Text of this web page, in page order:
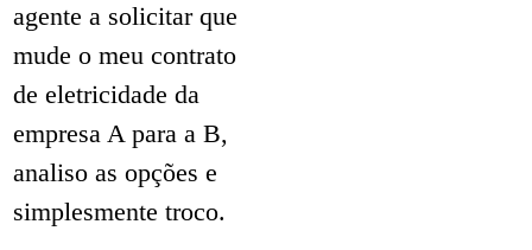
agente a solicitar que
mude o meu contrato
de eletricidade da
empresa A para a B,
analiso as opções e
simplesmente troco.